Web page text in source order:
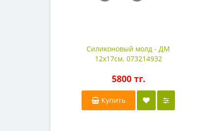
Силиконовый молд - ДМ
12х17см. 073214932
5800 тг.
Купить